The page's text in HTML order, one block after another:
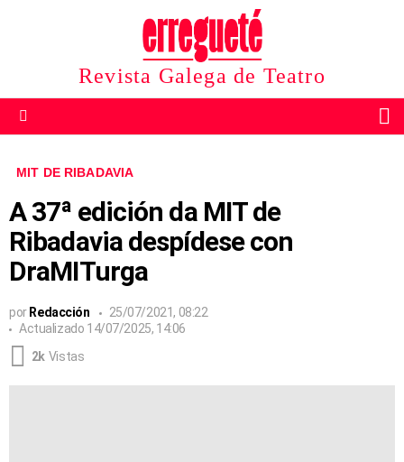
Revista Galega de Teatro
MIT DE RIBADAVIA
A 37ª edición da MIT de
Ribadavia despídese con
DraMITurga
por Redacción
25/07/2021, 08:22
Actualizado 14/07/2025, 14:06
2k Vistas